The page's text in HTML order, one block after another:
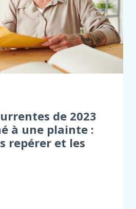
de 2023
à une plainte :
repérer et les